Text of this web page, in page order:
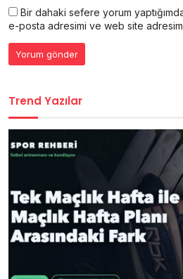
Bir dahaki sefere yorum
e-posta adresimi ve web site
Trend Yazılar